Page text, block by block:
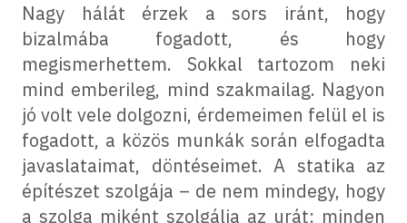
Nagy hálát érzek a sors iránt, hogy
bizalmába fogadott, és hogy
megismerhettem. Sokkal tartozom neki
mind emberileg, mind szakmailag. Nagyon
jó volt vele dolgozni, érdemeimen felül el is
fogadott, a közös munkák során elfogadta
javaslataimat, döntéseimet. A statika az
építészet szolgája – de nem mindegy, hogy
a szolga miként szolgálja az urát: minden